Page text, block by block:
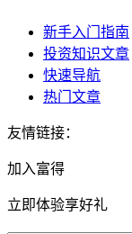
新手入门指南
投资知识文章
快速导航
热门文章
友情链接：
加入富得
立即体验享好礼